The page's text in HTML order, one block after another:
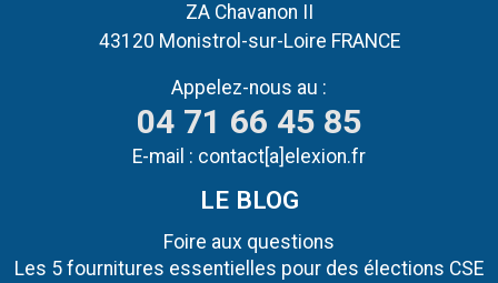
ZA Chavanon II
43120 Monistrol-sur-Loire FRANCE
Appelez-nous au :
04 71 66 45 85
E-mail : contact[a]elexion.fr
LE BLOG
Foire aux questions
Les 5 fournitures essentielles pour des élections CSE